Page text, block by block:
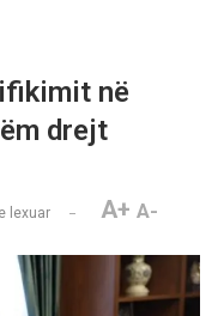
në
drejt
e lexuar A+ A-